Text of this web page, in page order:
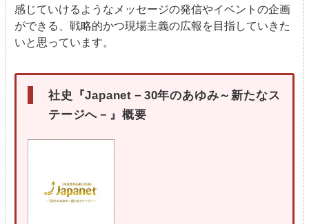
感じていけるようなメッセージの発信やイベントの企画
ができる、戦略的かつ現場主義の広報を目指していきた
いと思っています。
社史『Japanet － 30年のあゆみ～新たなス
テージへ－』概要